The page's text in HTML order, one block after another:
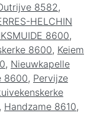
8582,
HELCHIN
8600,
8600, Keiem
, Nieuwkapelle
8600, Pervijze
, Handzame 8610,